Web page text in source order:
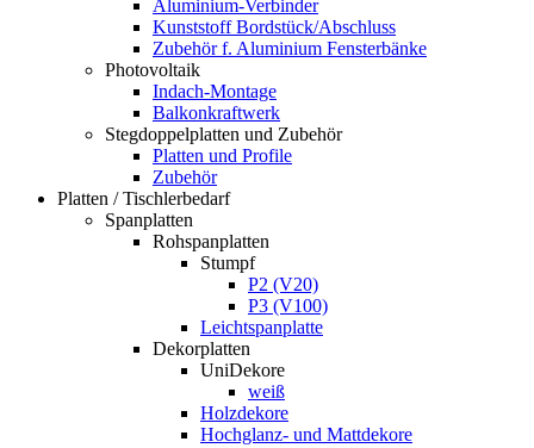
Aluminium-Verbinder
Kunststoff Bordstück/Abschluss
Zubehör f. Aluminium Fensterbänke
Photovoltaik
Indach-Montage
Balkonkraftwerk
Stegdoppelplatten und Zubehör
Platten und Profile
Zubehör
Platten / Tischlerbedarf
Spanplatten
Rohspanplatten
Stumpf
P2 (V20)
P3 (V100)
Leichtspanplatte
Dekorplatten
UniDekore
weiß
Holzdekore
Hochglanz- und Mattdekore